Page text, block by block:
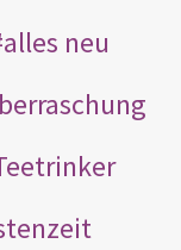
alles neu